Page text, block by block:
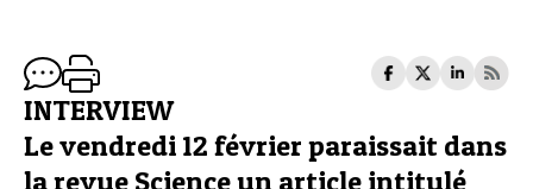
INTERVIEW
Le vendredi 12 février paraissait dans
la revue Science un article intitulé